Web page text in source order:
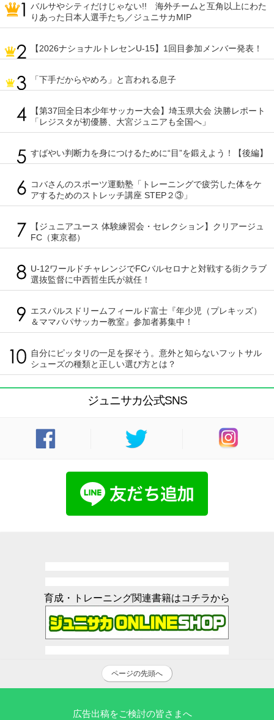
バルサやシティだけじゃない!! 海外チームと互角以上にわた
りあった日本人選手たち／ジュニサカMIP
【2026ナショナルトレセンU-15】1回目参加メンバー発表！
「下手だからやめろ」と言われる息子
【第37回全日本少年サッカー大会】埼玉県大会 決勝レポート
「レジスタが初優勝、大宮ジュニアも全国へ」
すばやい判断力を身につけるために“目”を鍛えよう！【後編】
コバさんのスポーツ運動塾「トレーニングで疲労した体をケ
アするためのストレッチ講座 STEP２③」
【ジュニアユース 体験練習会・セレクション】クリアージュ
FC（東京都）
U-12ワールドチャレンジでFCバルセロナと対戦する街クラブ
選抜監督に中西哲生氏が就任！
エスパルスドリームフィールド富士『年少児（プレキッズ）
＆ママパパサッカー教室』参加者募集中！
自分にピッタリの一足を探そう。意外と知らないフットサル
シューズの種類と正しい選び方とは？
ジュニサカ公式SNS
育成・トレーニング関連書籍はコチラから
ページの先頭へ
広告出稿をご検討の皆さまへ